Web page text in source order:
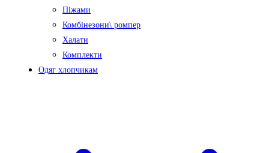
Піжами
Комбінезони\ ромпер
Халати
Комплекти
Одяг хлопчикам